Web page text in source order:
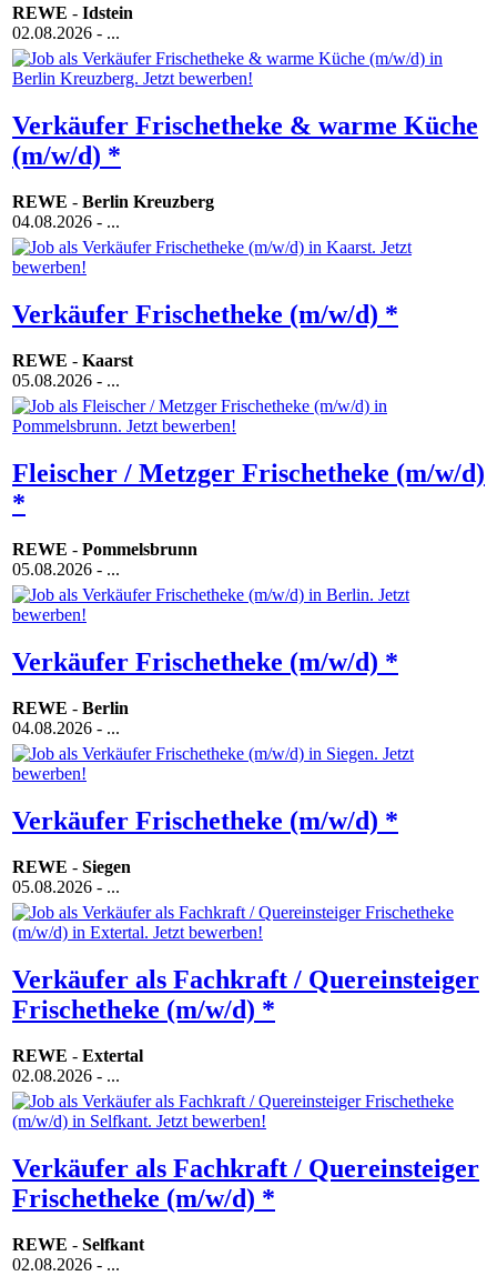
REWE - Idstein
02.08.2026 - ...
Verkäufer Frischetheke & warme Küche
(m/w/d) *
REWE - Berlin Kreuzberg
04.08.2026 - ...
Verkäufer Frischetheke (m/w/d) *
REWE - Kaarst
05.08.2026 - ...
Fleischer / Metzger Frischetheke (m/w/d)
*
REWE - Pommelsbrunn
05.08.2026 - ...
Verkäufer Frischetheke (m/w/d) *
REWE - Berlin
04.08.2026 - ...
Verkäufer Frischetheke (m/w/d) *
REWE - Siegen
05.08.2026 - ...
Verkäufer als Fachkraft / Quereinsteiger
Frischetheke (m/w/d) *
REWE - Extertal
02.08.2026 - ...
Verkäufer als Fachkraft / Quereinsteiger
Frischetheke (m/w/d) *
REWE - Selfkant
02.08.2026 - ...